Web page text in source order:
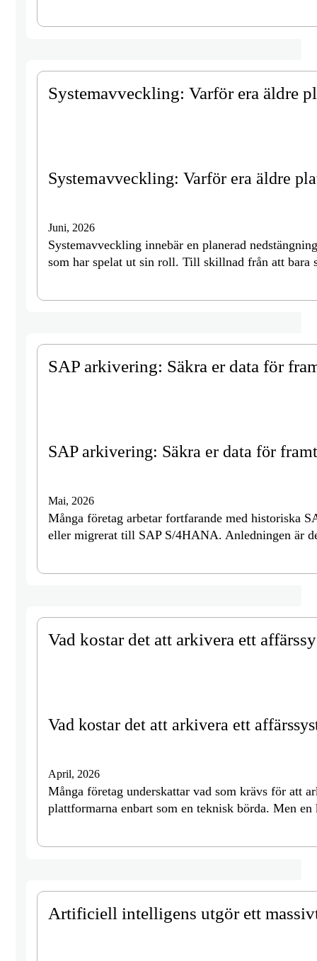
Systemavveckling: Varför era äldre
Systemavveckling: Varför era äldre
Juni, 2026
Systemavveckling innebär en planerad
som har spelat ut sin roll. Till skillnad från att bara
SAP arkivering: Säkra er data för
SAP arkivering: Säkra er data för
Mai, 2026
Många företag arbetar fortfarande med historiska
eller migrerat till SAP S/4HANA. Anledningen är
Vad kostar det att arkivera ett
Vad kostar det att arkivera ett
April, 2026
Många företag underskattar vad som krävs för att
plattformarna enbart som en teknisk börda. Men
Artificiell intelligens utgör ett